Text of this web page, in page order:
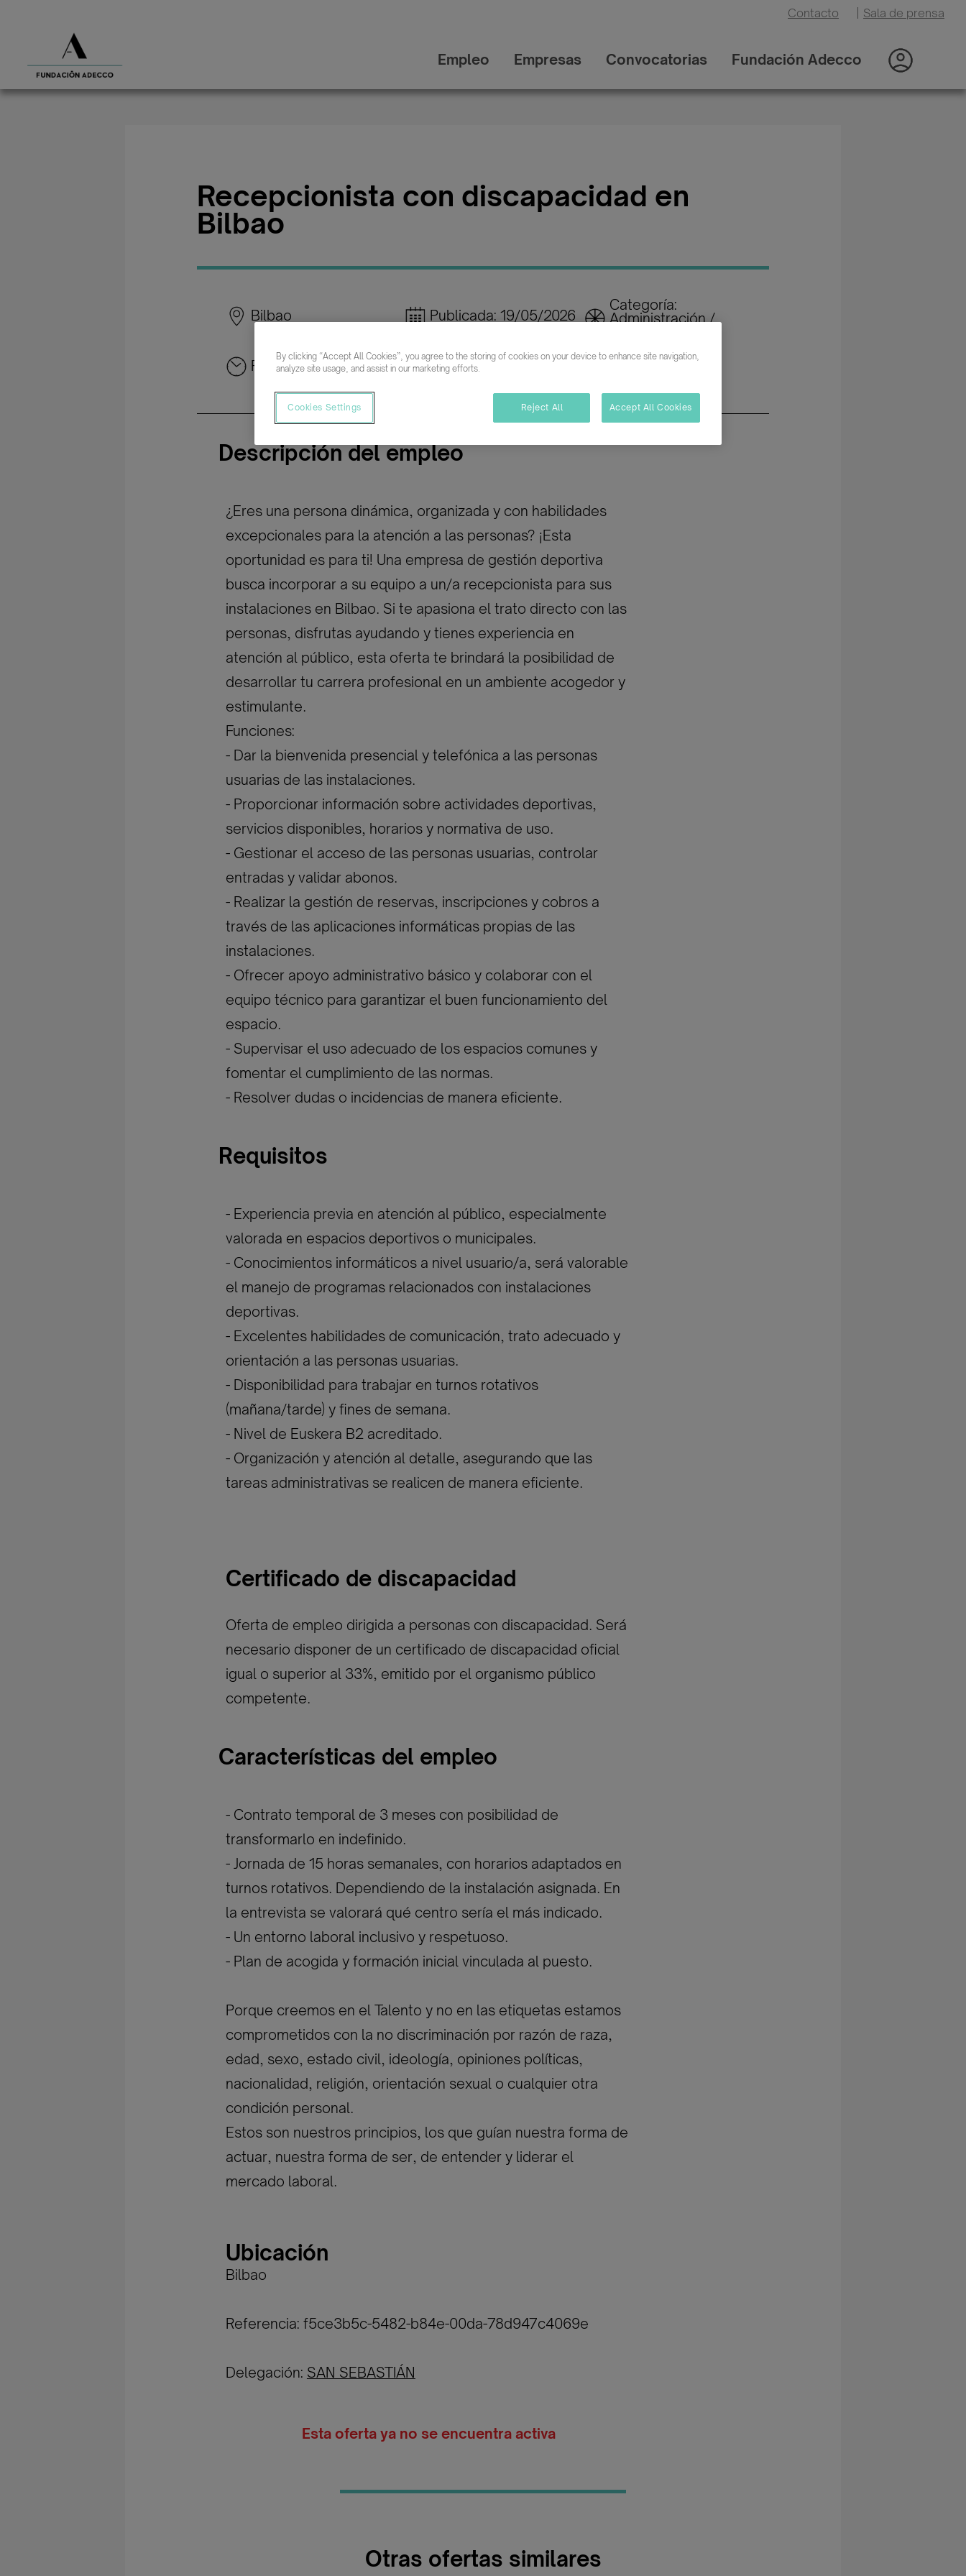
Contacto Sala de prensa
Empleo Empresas Convocatorias Fundación Adecco
Recepcionista con discapacidad en
Bilbao
Bilbao Publicada: 19/05/2026
Categoría:
Administración /
Parcial rotativo
Indefinido
Descripción del empleo
¿Eres una persona dinámica, organizada y con habilidades
excepcionales para la atención a las personas? ¡Esta
oportunidad es para ti! Una empresa de gestión deportiva
busca incorporar a su equipo a un/a recepcionista para sus
instalaciones en Bilbao. Si te apasiona el trato directo con las
personas, disfrutas ayudando y tienes experiencia en
atención al público, esta oferta te brindará la posibilidad de
desarrollar tu carrera profesional en un ambiente acogedor y
estimulante.
Funciones:
- Dar la bienvenida presencial y telefónica a las personas
usuarias de las instalaciones.
- Proporcionar información sobre actividades deportivas,
servicios disponibles, horarios y normativa de uso.
- Gestionar el acceso de las personas usuarias, controlar
entradas y validar abonos.
- Realizar la gestión de reservas, inscripciones y cobros a
través de las aplicaciones informáticas propias de las
instalaciones.
- Ofrecer apoyo administrativo básico y colaborar con el
equipo técnico para garantizar el buen funcionamiento del
espacio.
- Supervisar el uso adecuado de los espacios comunes y
fomentar el cumplimiento de las normas.
- Resolver dudas o incidencias de manera eficiente.
Requisitos
- Experiencia previa en atención al público, especialmente
valorada en espacios deportivos o municipales.
- Conocimientos informáticos a nivel usuario/a, será valorable
el manejo de programas relacionados con instalaciones
deportivas.
- Excelentes habilidades de comunicación, trato adecuado y
orientación a las personas usuarias.
- Disponibilidad para trabajar en turnos rotativos
(mañana/tarde) y fines de semana.
- Nivel de Euskera B2 acreditado.
- Organización y atención al detalle, asegurando que las
tareas administrativas se realicen de manera eficiente.
Certificado de discapacidad
Oferta de empleo dirigida a personas con discapacidad. Será
necesario disponer de un certificado de discapacidad oficial
igual o superior al 33%, emitido por el organismo público
competente.
Características del empleo
- Contrato temporal de 3 meses con posibilidad de
transformarlo en indefinido.
- Jornada de 15 horas semanales, con horarios adaptados en
turnos rotativos. Dependiendo de la instalación asignada. En
la entrevista se valorará qué centro sería el más indicado.
- Un entorno laboral inclusivo y respetuoso.
- Plan de acogida y formación inicial vinculada al puesto.
Porque creemos en el Talento y no en las etiquetas estamos
comprometidos con la no discriminación por razón de raza,
edad, sexo, estado civil, ideología, opiniones políticas,
nacionalidad, religión, orientación sexual o cualquier otra
condición personal.
Estos son nuestros principios, los que guían nuestra forma de
actuar, nuestra forma de ser, de entender y liderar el
mercado laboral.
Ubicación
Bilbao
Referencia: f5ce3b5c-5482-b84e-00da-78d947c4069e
Delegación: SAN SEBASTIÁN
Esta oferta ya no se encuentra activa
Otras ofertas similares
By clicking “Accept All Cookies”, you agree to the storing of cookies on your device to enhance site navigation,
analyze site usage, and assist in our marketing efforts.
Cookies Settings Reject All Accept All Cookies